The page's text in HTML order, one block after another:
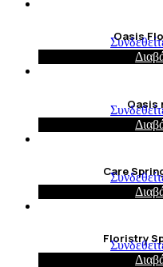
Oasis
Oasis
Care
Floristry